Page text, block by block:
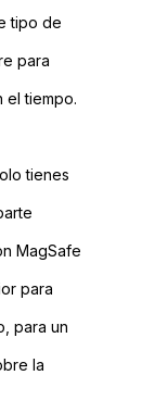
tipo de
para
el tiempo.
tienes
MagSafe
para
para un
la